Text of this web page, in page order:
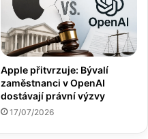
Apple přitvrzuje: Bývalí
zaměstnanci v OpenAI
dostávají právní výzvy
17/07/2026